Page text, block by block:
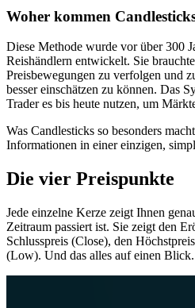
Woher kommen
Diese Methode wurde vor über 300
Reishändlern entwickelt. Sie
Preisbewegungen zu verfolgen und
besser einschätzen zu können. Das
Trader es bis heute nutzen, um
Was Candlesticks so besonders
Informationen in einer einzigen,
Die vier Preispunkte
Jede einzelne Kerze zeigt Ihnen
Zeitraum passiert ist. Sie zeigt den
Schlusspreis (Close), den
(Low). Und das alles auf einen Blick.